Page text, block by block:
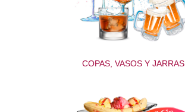
COPAS, VASOS Y JARRAS